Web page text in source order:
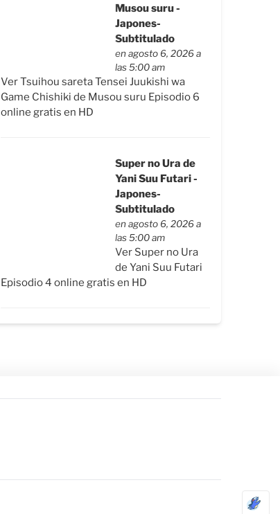
Musou suru -
Japones-
Subtitulado
en agosto 6, 2026 a
las 5:00 am
Ver Tsuihou sareta Tensei Juukishi wa
Game Chishiki de Musou suru Episodio 6
online gratis en HD
Super no Ura de
Yani Suu Futari -
Japones-
Subtitulado
en agosto 6, 2026 a
las 5:00 am
Ver Super no Ura
de Yani Suu Futari
Episodio 4 online gratis en HD